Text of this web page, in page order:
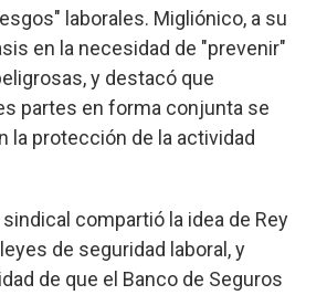
laborales. Migliónico, a su
en la necesidad de "prevenir"
y destacó que
partes en forma conjunta se
la protección de la actividad
compartió la idea de Rey
de seguridad laboral, y
de que el Banco de Seguros